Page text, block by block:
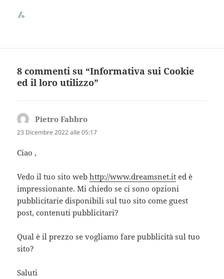
8 commenti su “Informativa sui Cookie
ed il loro utilizzo”
Pietro Fabbro
detto:
23 Dicembre 2022 alle 05:17
Ciao ,
Vedo il tuo sito webhttp://www.dreamsnet.it ed è
impressionante. Mi chiedo se ci sono opzioni
pubblicitarie disponibili sul tuo sito come guest
post, contenuti pubblicitari?
Qual è il prezzo se vogliamo fare pubblicità sul tuo
sito?
Saluti